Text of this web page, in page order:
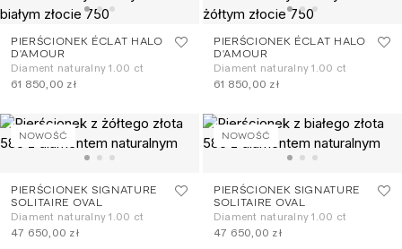
PIERŚCIONEK ÉCLAT HALO
D'AMOUR
Diament naturalny 1.00 ct
61 850,00 zł
PIERŚCIONEK ÉCLAT HALO
D'AMOUR
Diament naturalny 1.00 ct
61 850,00 zł
NOWOŚĆ
PIERŚCIONEK SIGNATURE
SOLITAIRE OVAL
Diament naturalny 1.00 ct
47 650,00 zł
NOWOŚĆ
PIERŚCIONEK SIGNATURE
SOLITAIRE OVAL
Diament naturalny 1.00 ct
47 650,00 zł